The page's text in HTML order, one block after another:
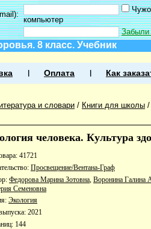
компьютер
Забыли
8 класс. Учебник
Оплата Как
и словари / Книги для школы /
человека. Культура
41721
Просвещение/Вентана-Граф
Федорова Марина Зотовна Воронина Галина
Семеновна
Экология
2021
144